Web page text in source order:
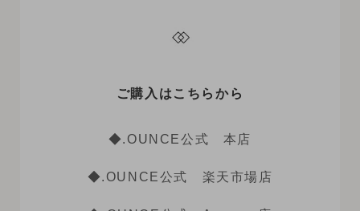
ご購入はこちらから
◆.OUNCE公式 本店
◆.OUNCE公式 楽天市場店